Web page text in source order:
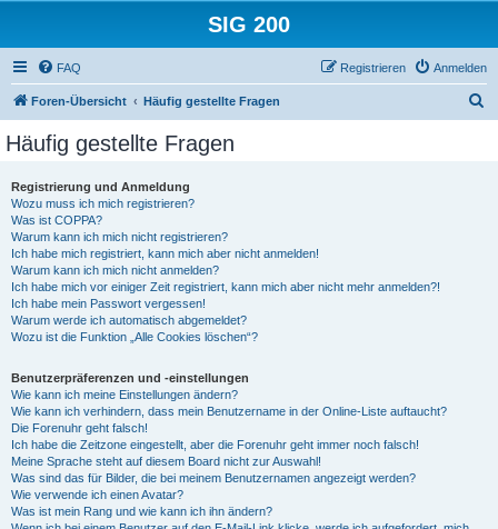
SIG 200
FAQ Anmelden
Registrieren
Foren-Übersicht Häufig gestellte Fragen
Häufig gestellte Fragen
Registrierung und Anmeldung
Wozu muss ich mich registrieren?
Was ist COPPA?
Warum kann ich mich nicht registrieren?
Ich habe mich registriert, kann mich aber nicht anmelden!
Warum kann ich mich nicht anmelden?
Ich habe mich vor einiger Zeit registriert, kann mich aber nicht mehr anmelden?!
Ich habe mein Passwort vergessen!
Warum werde ich automatisch abgemeldet?
Wozu ist die Funktion „Alle Cookies löschen“?
Benutzerpräferenzen und -einstellungen
Wie kann ich meine Einstellungen ändern?
Wie kann ich verhindern, dass mein Benutzername in der Online-Liste auftaucht?
Die Forenuhr geht falsch!
Ich habe die Zeitzone eingestellt, aber die Forenuhr geht immer noch falsch!
Meine Sprache steht auf diesem Board nicht zur Auswahl!
Was sind das für Bilder, die bei meinem Benutzernamen angezeigt werden?
Wie verwende ich einen Avatar?
Was ist mein Rang und wie kann ich ihn ändern?